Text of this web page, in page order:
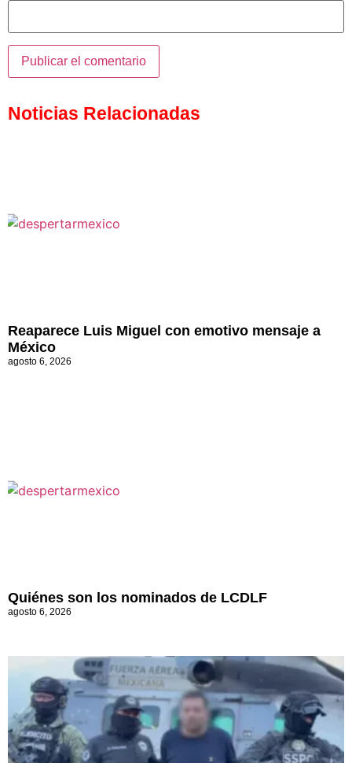
Noticias Relacionadas
Reaparece Luis Miguel con emotivo mensaje a
México
agosto 6, 2026
Quiénes son los nominados de LCDLF
agosto 6, 2026